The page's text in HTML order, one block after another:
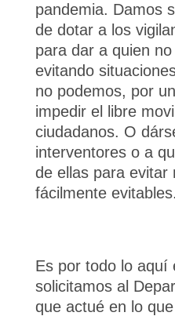
pandemia. Damos
de dotar a los
para dar a quien
evitando
no podemos, por
impedir el libre
ciudadanos. O
interventores o a
de ellas para evitar
fácilmente evitables.
Es por todo lo aquí
solicitamos al
que actué en lo